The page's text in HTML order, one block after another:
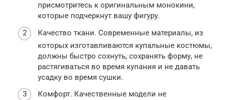
присмотритесь к оригинальным монокини,
которые подчеркнут вашу фигуру.
Качество ткани. Современные материалы, из
которых изготавливаются купальные костюмы,
должны быстро сохнуть, сохранять форму, не
растягиваться во время купания и не давать
усадку во время сушки.
Комфорт. Качественные модели не